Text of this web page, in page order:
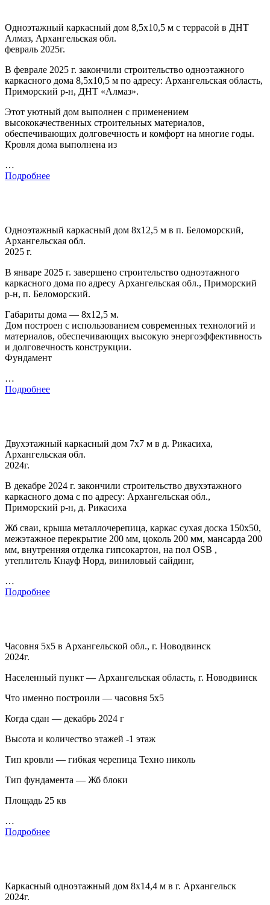
Одноэтажный каркасный дом 8,5х10,5 м с террасой в ДНТ
Алмаз, Архангельская обл.
февраль 2025г.
В феврале 2025 г. закончили строительство одноэтажного
каркасного дома 8,5х10,5 м по адресу: Архангельская область,
Приморский р-н, ДНТ «Алмаз».
Этот уютный дом выполнен с применением
высококачественных строительных материалов,
обеспечивающих долговечность и комфорт на многие годы.
Кровля дома выполнена из
…
Подробнее
Одноэтажный каркасный дом 8х12,5 м в п. Беломорский,
Архангельская обл.
2025 г.
В январе 2025 г. завершено строительство одноэтажного
каркасного дома по адресу Архангельская обл., Приморский
р-н, п. Беломорский.
Габариты дома — 8х12,5 м.
Дом построен с использованием современных технологий и
материалов, обеспечивающих высокую энергоэффективность
и долговечность конструкции.
Фундамент
…
Подробнее
Двухэтажный каркасный дом 7х7 м в д. Рикасиха,
Архангельская обл.
2024г.
В декабре 2024 г. закончили строительство двухэтажного
каркасного дома с по адресу: Архангельская обл.,
Приморский р-н, д. Рикасиха
Жб сваи, крыша металлочерепица, каркас сухая доска 150х50,
межэтажное перекрытие 200 мм, цоколь 200 мм, мансарда 200
мм, внутренняя отделка гипсокартон, на пол OSB ,
утеплитель Кнауф Норд, виниловый сайдинг,
…
Подробнее
Часовня 5х5 в Архангельской обл., г. Новодвинск
2024г.
Населенный пункт — Архангельская область, г. Новодвинск
Что именно построили — часовня 5х5
Когда сдан — декабрь 2024 г
Высота и количество этажей -1 этаж
Тип кровли — гибкая черепица Техно николь
Тип фундамента — Жб блоки
Площадь 25 кв
…
Подробнее
Каркасный одноэтажный дом 8х14,4 м в г. Архангельск
2024г.